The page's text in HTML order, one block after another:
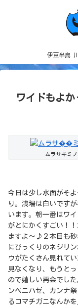
伊豆半島
ワイドもよ
ムラサキミ
今日は少し水面がそ
り。浅場は白いです
います。朝一番はワ
がとにかくすごい！
ますよ～♪２本目も砂
にびっくりのネジリ
ウがたくさん見れて
見なくなり、もうと
ので嬉しい再会でし
ンベニハゼ、カンナ
るコマチガニなんか